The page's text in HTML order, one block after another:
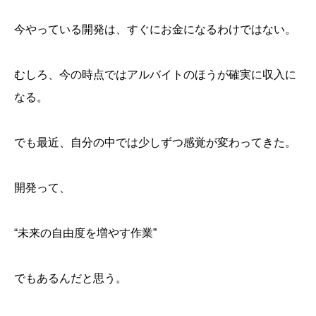
今やっている開発は、すぐにお金になるわけではない。
むしろ、今の時点ではアルバイトのほうが確実に収入に
なる。
でも最近、自分の中では少しずつ感覚が変わってきた。
開発って、
“未来の自由度を増やす作業”
でもあるんだと思う。